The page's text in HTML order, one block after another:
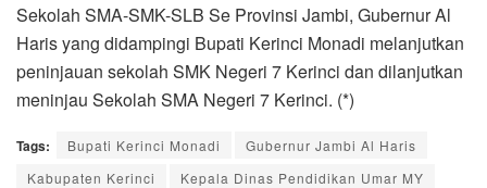
Sekolah SMA-SMK-SLB Se Provinsi Jambi, Gubernur Al
Haris yang didampingi Bupati Kerinci Monadi melanjutkan
peninjauan sekolah SMK Negeri 7 Kerinci dan dilanjutkan
meninjau Sekolah SMA Negeri 7 Kerinci. (*)
Tags: Bupati Kerinci Monadi
Gubernur Jambi Al Haris
Kabupaten Kerinci
Kepala Dinas Pendidikan Umar MY